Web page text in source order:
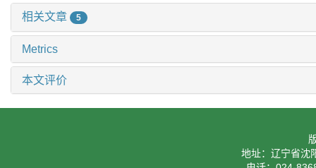
相关文章 5
Metrics
本文评价
地址：辽宁省沈